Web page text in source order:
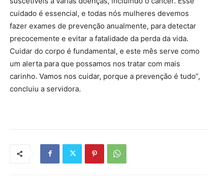
cuidado é essencial, e todas nós mulheres devemos
fazer exames de prevenção anualmente, para detectar
precocemente e evitar a fatalidade da perda da vida.
Cuidar do corpo é fundamental, e este mês serve como
um alerta para que possamos nos tratar com mais
carinho. Vamos nos cuidar, porque a prevenção é tudo”,
concluiu a servidora.